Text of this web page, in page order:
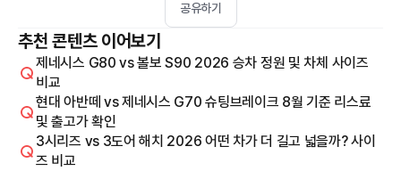
공유하기
추천 콘텐츠 이어보기
제네시스 G80 vs 볼보 S90 2026 승차 정원 및 차체 사이즈
비교
현대 아반떼 vs 제네시스 G70 슈팅브레이크 8월 기준 리스료
및 출고가 확인
3시리즈 vs 3도어 해치 2026 어떤 차가 더 길고 넓을까? 사이
즈 비교